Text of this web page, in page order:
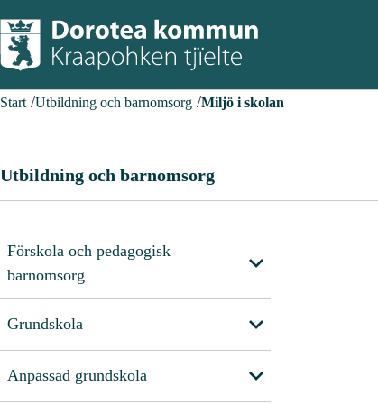
Start Utbildning och barnomsorg Miljö i skolan
Utbildning och barnomsorg
Förskola och pedagogisk
barnomsorg
Grundskola
Anpassad grundskola